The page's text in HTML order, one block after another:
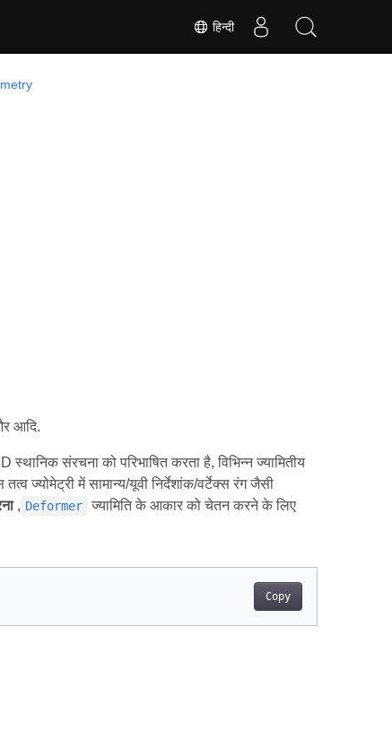
हिन्दी
आदि.
संरचना को परिभाषित करता है, विभिन्न ज्यामितीय
तत्व ज्योमेट्री में सामान्य/यूवी निर्देशांक/वर्टेक्स रंग जैसी
, Deformer
ज्यामिति के आकार को चेतन करने के लिए
Copy